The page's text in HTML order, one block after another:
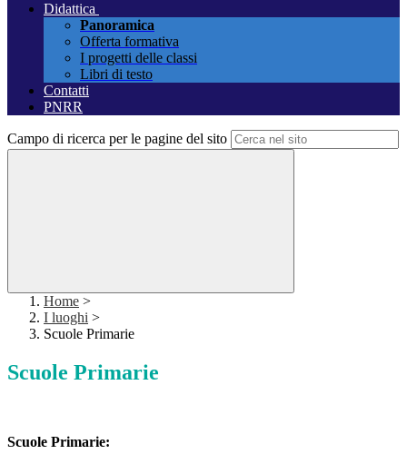
Didattica
Panoramica
Offerta formativa
I progetti delle classi
Libri di testo
Contatti
PNRR
Campo di ricerca per le pagine del sito
Home >
I luoghi >
Scuole Primarie
Scuole Primarie
Scuole Primarie: